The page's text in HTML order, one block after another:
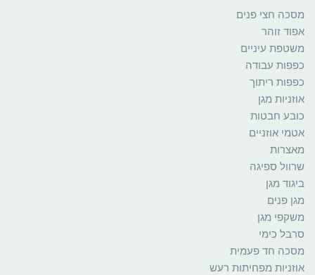
מסכה חצי פנים
אפוד זוהר
משטפת עיניים
כפפות עבודה
כפפות ריתוך
אוזניות מגן
כובע חבטות
אטמי אוזניים
מאצרות
שרוול ספיגה
ביגוד מגן
מגן פנים
משקפי מגן
סרבל כימי
מסכה חד פעמית
אוזניות מפחיתות רעש